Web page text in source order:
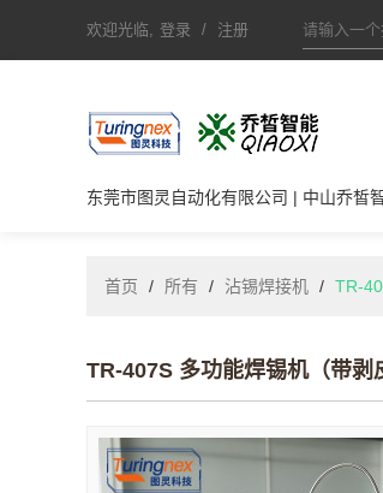
欢迎光临, 登录 / 注册
东莞市图灵自动化有限公司 | 中山乔皙
首页 / 所有 / 沾锡焊接机 / TR-
TR-407S 多功能焊锡机（带剥